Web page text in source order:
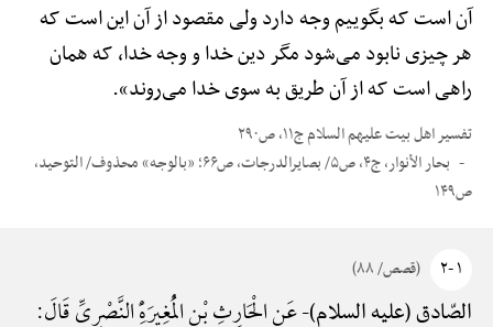
آن است که بگوییم وجه دارد ولی مقصود از آن این است که
هر چیزی نابود می‌شود مگر دین خدا و وجه خدا، که همان
راهی است که از آن طریق به سوی خدا می‌روند».
تفسیر اهل بیت علیهم السلام ج۱۱، ص۲۹۰
بحار الأنوار، ج۴، ص۵/ بصایرالدرجات، ص۶۶؛ «بالوجه» محذوف/ التوحید،
ص۱۴۹
۱ -۲ (قصص/ ۸۸)
الصّادق (علیه السلام)-عَنِ الْحَارِثِ بْنِ الْمُغِیرَهًِْ النَّصْرِیِّ قَالَ: